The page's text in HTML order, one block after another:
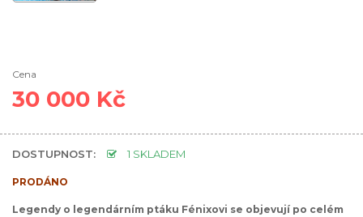
Cena
30 000 Kč
DOSTUPNOST: 1 SKLADEM
PRODÁNO
Legendy o legendárním ptáku Fénixovi se objevují po celém